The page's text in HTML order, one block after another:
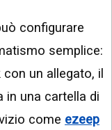
configurare
semplice:
un allegato, il
in una cartella di
come ezeep